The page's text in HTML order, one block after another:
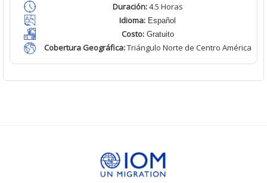
Duración:4.5 Horas
Idioma: Español
Costo:Gratuito
Cobertura Geográfica:Triángulo Norte de Centro América